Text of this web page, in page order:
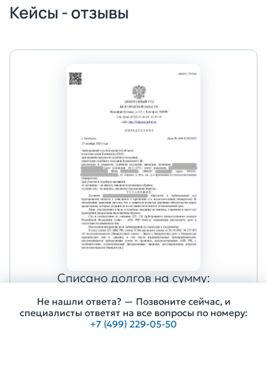
Кейсы - отзывы
Списано долгов на сумму:
360 000 ₽
Не нашли ответа? — Позвоните сейчас, и
специалисты ответят на все вопросы по номеру:
+7 (499) 229-05-50